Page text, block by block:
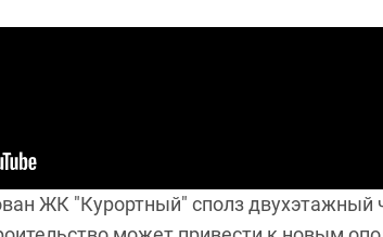
ЖК "Курортный" сполз